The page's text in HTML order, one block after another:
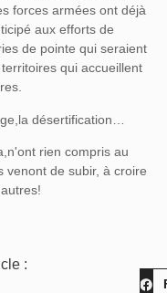
forces armées ont déjà
aux efforts de
de pointe qui seraient
qui accueillent
désertification…
rien compris au
venont de subir, à croire
: